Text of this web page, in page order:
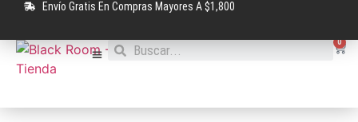
Envío Gratis En Compras Mayores A $1,800
0